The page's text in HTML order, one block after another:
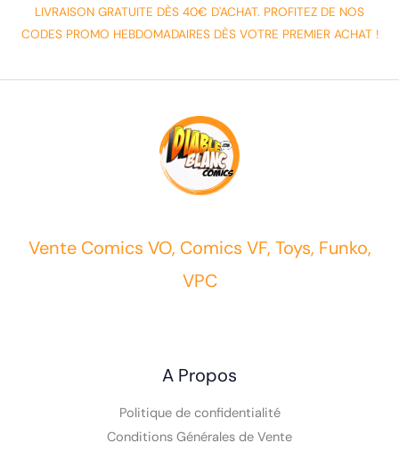
LIVRAISON GRATUITE DÈS 40€ D'ACHAT. PROFITEZ DE NOS
CODES PROMO HEBDOMADAIRES DÈS VOTRE PREMIER ACHAT !
Vente Comics VO, Comics VF, Toys, Funko,
VPC
A Propos
Politique de confidentialité
Conditions Générales de Vente